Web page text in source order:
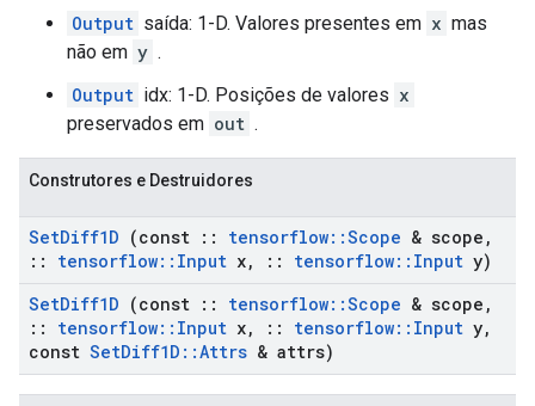
Output saída: 1-D. Valores presentes em x mas
não em y .
Output idx: 1-D. Posições de valores x
preservados em out .
Construtores e Destruidores
SetDiff1D (const :: tensorflow::Scope & scope ,
::
tensorflow:: Input x, :: tensorflow:: Input y)
SetDiff1D (const :: tensorflow::Scope & scope ,
::
tensorflow:: Input x, :: tensorflow:: Input y,
const SetDiff1D ::Attrs & attrs)